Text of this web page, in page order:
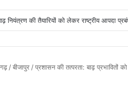
/बीजापुर /प्रशासन की तत्परता: बाढ़ प्रभावितों